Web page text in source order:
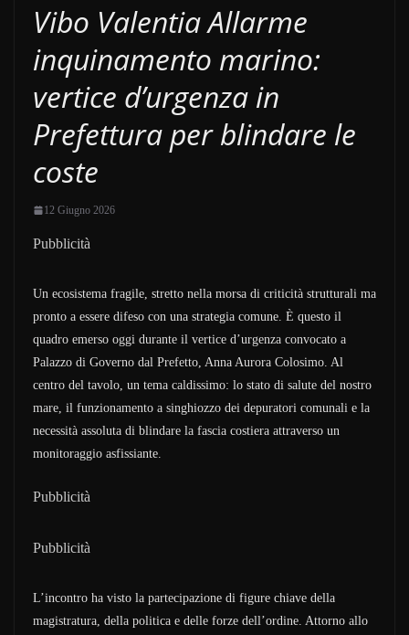
Vibo Valentia Allarme
inquinamento marino:
vertice d’urgenza in
Prefettura per blindare le
coste
12 Giugno 2026
Pubblicità
Un ecosistema fragile, stretto nella morsa di criticità strutturali ma
pronto a essere difeso con una strategia comune. È questo il
quadro emerso oggi durante il vertice d’urgenza convocato a
Palazzo di Governo dal Prefetto, Anna Aurora Colosimo. Al
centro del tavolo, un tema caldissimo: lo stato di salute del nostro
mare, il funzionamento a singhiozzo dei depuratori comunali e la
necessità assoluta di blindare la fascia costiera attraverso un
monitoraggio asfissiante.
Pubblicità
Pubblicità
L’incontro ha visto la partecipazione di figure chiave della
magistratura, della politica e delle forze dell’ordine. Attorno allo